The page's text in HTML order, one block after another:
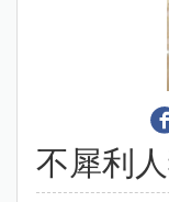
不犀利